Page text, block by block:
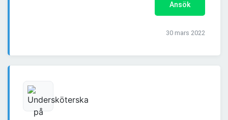
Ansök
30 mars 2022